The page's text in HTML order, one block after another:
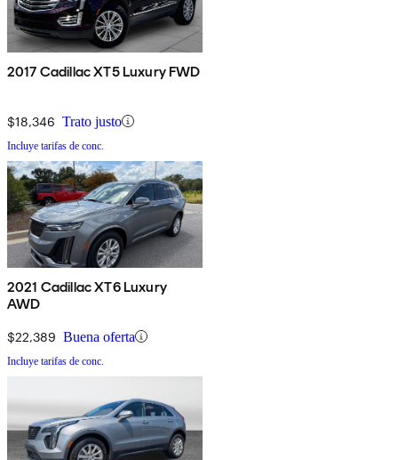
2017 Cadillac XT5 Luxury FWD
$18,346 Trato justo
Incluye tarifas de conc.
2021 Cadillac XT6 Luxury
AWD
$22,389 Buena oferta
Incluye tarifas de conc.